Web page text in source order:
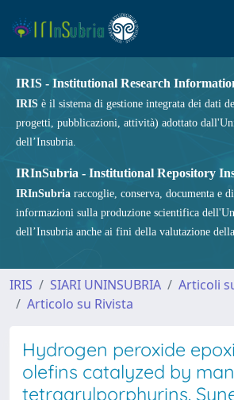
IRIS - Institutional Research
IRIS è il sistema di gestione integrata dei dati
progetti, pubblicazioni, attività) adottato
dell’Insubria.
IRInSubria - Institutional Repository
IRInSubria raccoglie, conserva, documenta e
informazioni sulla produzione scientifica
dell’Insubria anche ai fini della valutazione
IRIS SIARI UNINSUBRIA
Articoli
Articolo su Rivista
Hydrogen peroxide
olefins catalyzed by
tetraarylporphyrins.